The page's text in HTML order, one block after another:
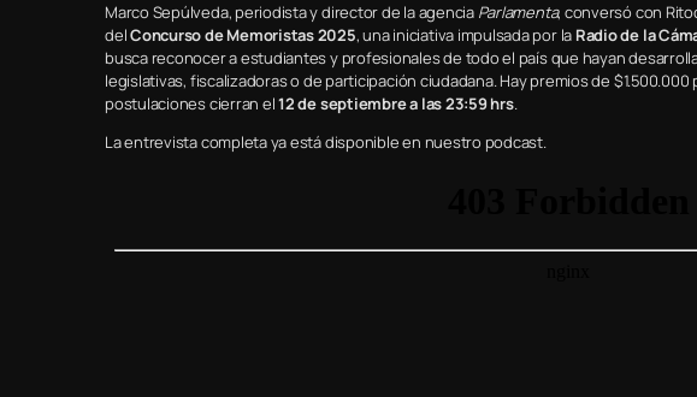
Marco Sepúlveda, periodista y director de la agencia Parlamenta, conversó con
delConcurso de Memoristas 2025, una iniciativa impulsada por la Radio de la
busca reconocer a estudiantes y profesionales de todo el país que hayan
legislativas, fiscalizadoras o de participación ciudadana. Hay premios de
postulaciones cierran el12 de septiembre a las 23:59 hrs.
La entrevista completa ya está disponible en nuestro podcast.